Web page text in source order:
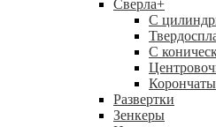
Сверла+
С
С
Развертки
Зенкеры